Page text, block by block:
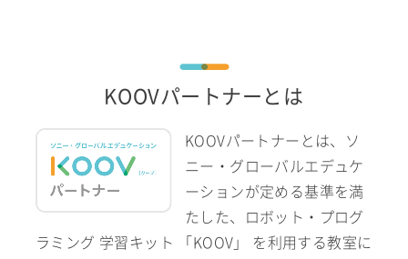
KOOVパートナーとは
KOOVパートナーとは、ソ
ニー・グローバルエデュケ
ーションが定める基準を満
たした、ロボット・プログ
ラミング 学習キット 「KOOV」 を利用する教室に